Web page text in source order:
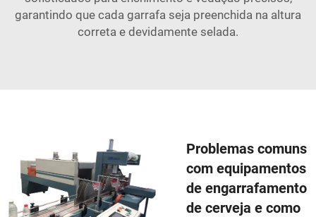
garantindo que cada garrafa seja preenchida na altura
correta e devidamente selada.
Problemas comuns
com equipamentos
de engarrafamento
de cerveja e como